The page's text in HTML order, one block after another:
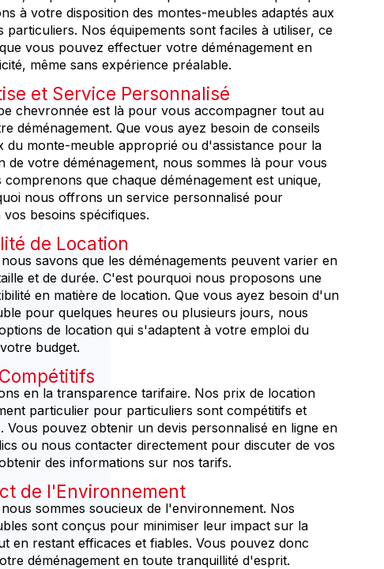
à votre disposition des montes-meubles adaptés aux
particuliers. Nos équipements sont faciles à utiliser, ce
vous pouvez effectuer votre déménagement en
même sans expérience préalable.
et Service Personnalisé
chevronnée est là pour vous accompagner tout au
déménagement. Que vous ayez besoin de conseils
du monte-meuble approprié ou d'assistance pour la
de votre déménagement, nous sommes là pour vous
comprenons que chaque déménagement est unique,
nous offrons un service personnalisé pour
besoins spécifiques.
de Location
savons que les déménagements peuvent varier en
et de durée. C'est pourquoi nous proposons une
en matière de location. Que vous ayez besoin d'un
pour quelques heures ou plusieurs jours, nous
de location qui s'adaptent à votre emploi du
budget.
en la transparence tarifaire. Nos prix de location
particulier pour particuliers sont compétitifs et
Vous pouvez obtenir un devis personnalisé en ligne en
ou nous contacter directement pour discuter de vos
des informations sur nos tarifs.
de l'Environnement
sommes soucieux de l'environnement. Nos
sont conçus pour minimiser leur impact sur la
en restant efficaces et fiables. Vous pouvez donc
déménagement en toute tranquillité d'esprit.